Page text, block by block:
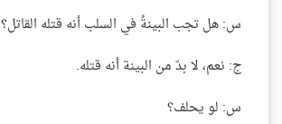
س: هل تجب البينةُ في السلب أنه قتله القاتل؟
ج: نعم، لا بدّ من البينة أنه قتله.
س: لو يحلف؟